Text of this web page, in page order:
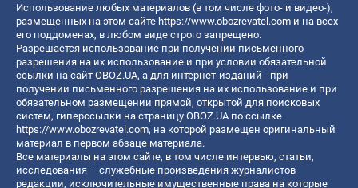
Использование любых материалов (в том числе фото- и видео-),
размещенных на этом сайте https://www.obozrevatel.com и на всех
его поддоменах, в любом виде строго запрещено.
Разрешается использование при получении письменного
разрешения на их использование и при условии обязательной
ссылки на сайт OBOZ.UA, а для интернет-изданий - при
получении письменного разрешения на их использование и при
обязательном размещении прямой, открытой для поисковых
систем, гиперссылки на страницу OBOZ.UA по ссылке
https://www.obozrevatel.com, на которой размещен оригинальный
материал в первом абзаце материала.
Все материалы на этом сайте, в том числе интервью, статьи,
исследования – служебные произведения журналистов
редакции, исключительные имущественные права на которые